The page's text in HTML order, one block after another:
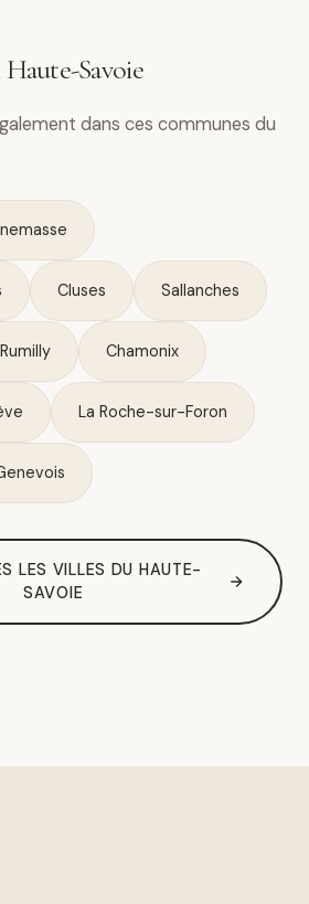
Savoie
dans ces communes du
Cluses Sallanches
Rumilly Chamonix
La Roche-sur-Foron
LES VILLES DU HAUTE-
SAVOIE